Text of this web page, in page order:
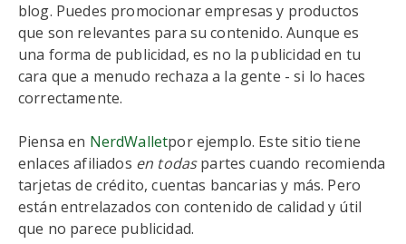
blog. Puedes promocionar empresas y productos
que son relevantes para su contenido. Aunque es
una forma de publicidad, es no la publicidad en tu
cara que a menudo rechaza a la gente - si lo haces
correctamente.
Piensa en NerdWalletpor ejemplo. Este sitio tiene
enlaces afiliados en todaspartes cuando recomienda
tarjetas de crédito, cuentas bancarias y más. Pero
están entrelazados con contenido de calidad y útil
que no parece publicidad.